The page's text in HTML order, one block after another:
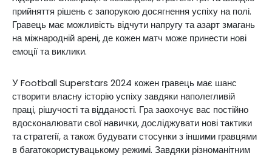
прийняття рішень є запорукою досягнення успіху на полі.
Гравець має можливість відчути напругу та азарт змагань
на міжнародній арені, де кожен матч може принести нові
емоції та виклики.
У Football Superstars 2024 кожен гравець має шанс
створити власну історію успіху завдяки наполегливій
праці, рішучості та відданості. Гра заохочує вас постійно
вдосконалювати свої навички, досліджувати нові тактики
та стратегії, а також будувати стосунки з іншими гравцями
в багатокористувацькому режимі. Завдяки різноманітним